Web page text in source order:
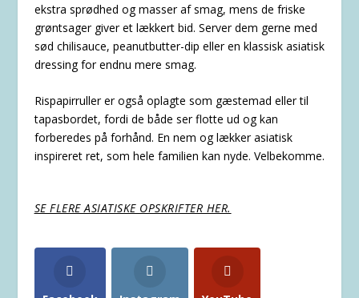
ekstra sprødhed og masser af smag, mens de friske
grøntsager giver et lækkert bid. Server dem gerne med
sød chilisauce, peanutbutter-dip eller en klassisk asiatisk
dressing for endnu mere smag.
Rispapirruller er også oplagte som gæstemad eller til
tapasbordet, fordi de både ser flotte ud og kan
forberedes på forhånd. En nem og lækker asiatisk
inspireret ret, som hele familien kan nyde. Velbekomme.
SE FLERE ASIATISKE OPSKRIFTER HER.